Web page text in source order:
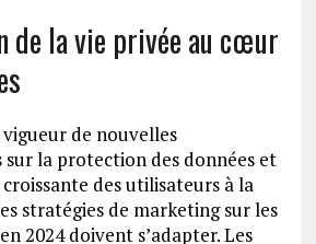
de la vie privée au cœur
vigueur de nouvelles
la protection des données et
des utilisateurs à la
stratégies de marketing sur les
2024 doivent s’adapter. Les